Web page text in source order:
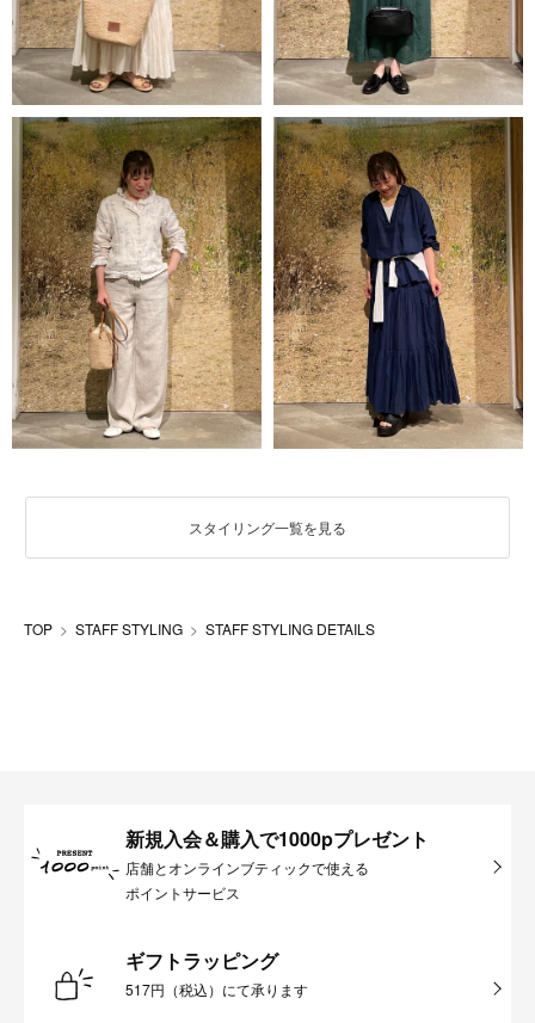
スタイリング一覧を見る
TOP STAFF STYLING STAFF STYLING DETAILS
新規入会＆購入で1000pプレゼント
店舗とオンラインブティックで使える
ポイントサービス
ギフトラッピング
517円（税込）にて承ります